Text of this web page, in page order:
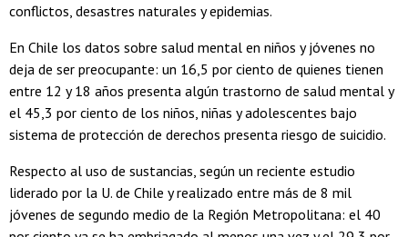
conflictos, desastres naturales y epidemias.
En Chile los datos sobre salud mental en niños y jóvenes no
deja de ser preocupante: un 16,5 por ciento de quienes tienen
entre 12 y 18 años presenta algún trastorno de salud mental y
el 45,3 por ciento de los niños, niñas y adolescentes bajo
sistema de protección de derechos presenta riesgo de suicidio.
Respecto al uso de sustancias, según un reciente estudio
liderado por la U. de Chile y realizado entre más de 8 mil
jóvenes de segundo medio de la Región Metropolitana: el 40